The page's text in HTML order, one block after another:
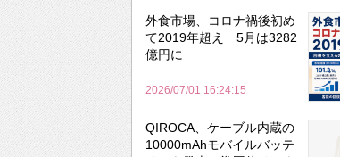
外食市場、コロナ禍後初め
て2019年超え 5月は3282
億円に
2026/07/01 16:24:15
QIROCA、ケーブル内蔵の
10000mAhモバイルバッテ